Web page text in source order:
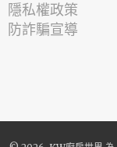
隱私權政策
防詐騙宣導